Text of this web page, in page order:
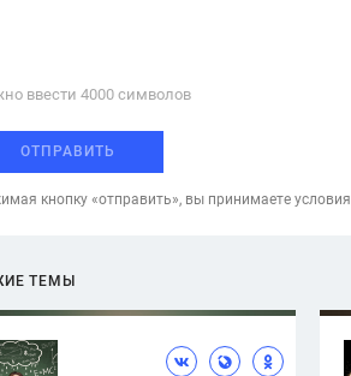
ввести 4000 cимволов
ОТПРАВИТЬ
кнопку «отправить», вы принимаете условия
ТЕМЫ